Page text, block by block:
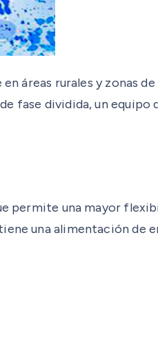
áreas rurales y zonas
de fase dividida, un equipo
permite una mayor
una alimentación de